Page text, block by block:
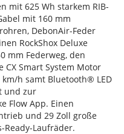
mit 625 Wh starkem RIB-
mit 160 mm
DebonAir-Feder
RockShox Deluxe
mm Federweg, den
CX Smart System Motor
h samt Bluetooth® LED
und zur
Flow App. Einen
und 29 Zoll große
Ready-Laufräder.